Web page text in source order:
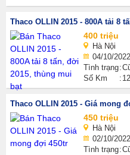
Thaco OLLIN 2015 - 800A tải 8
400 triệu
Hà Nội
04/10/2022
Tình trạng
Số Km
Thaco OLLIN 2015 - Giá mong
450 triệu
Hà Nội
02/10/2022
Tình trạng